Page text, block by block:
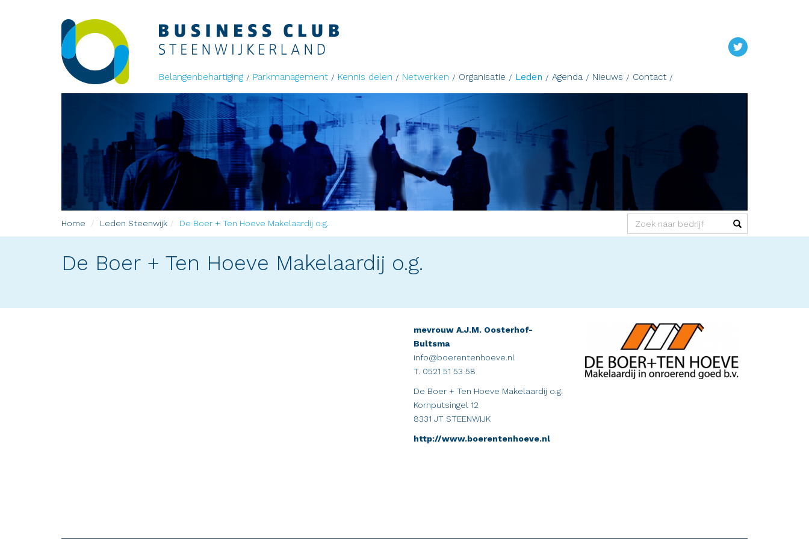
Belangenbehartiging Parkmanagement Kennis delen Netwerken Organisatie Leden Agenda Nieuws Contact
Home Leden Steenwijk
De Boer + Ten Hoeve Makelaardij o.g.
De Boer + Ten Hoeve Makelaardij o.g.
mevrouw A.J.M. Oosterhof-
Bultsma
info@boerentenhoeve.nl
T. 0521 51 53 58
De Boer + Ten Hoeve Makelaardij o.g.
Kornputsingel 12
8331 JT STEENWIJK
http://www.boerentenhoeve.nl